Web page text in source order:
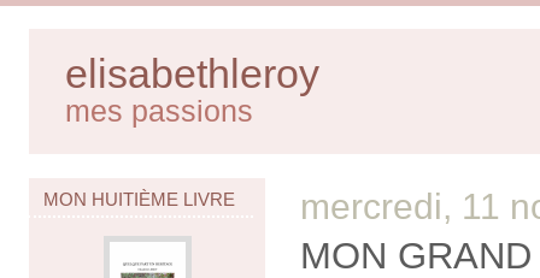
elisabethleroy
mes passions
MON HUITIÈME LIVRE mercredi, 11
MON